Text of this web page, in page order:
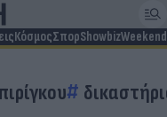
ΚόσμοςΣπορShowbizWeekend